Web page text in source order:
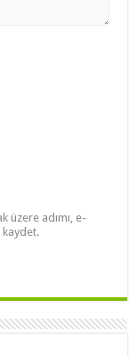
üzere adımı, e-
kaydet.